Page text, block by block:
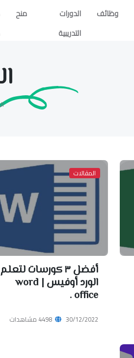
وظائف
الدورات
التدريبية
منح
المقالات
أفضل ٣ كورسات لتعلم
الورد أوفيس | word
office .
30/12/2022 4498 مشاهدات